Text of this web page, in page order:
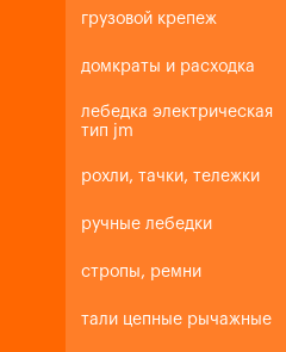
грузовой крепеж
домкраты и расходка
лебедка электрическая
тип jm
рохли, тачки, тележки
ручные лебедки
стропы, ремни
тали цепные рычажные